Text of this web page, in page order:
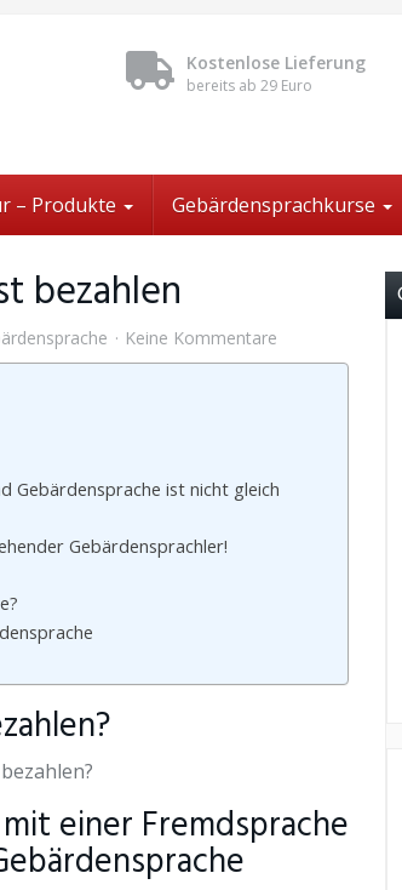
Kostenlose Lieferung
bereits ab 29 Euro
– Produkte Gebärdensprachkurse
bezahlen
Keine Kommentare
Gebärdensprache ist nicht gleich
Gebärdensprachler!
einer Fremdsprache